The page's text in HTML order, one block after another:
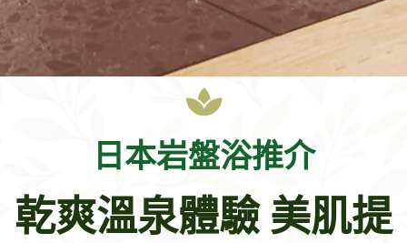
日本岩盤浴推介
乾爽溫泉體驗 美肌提